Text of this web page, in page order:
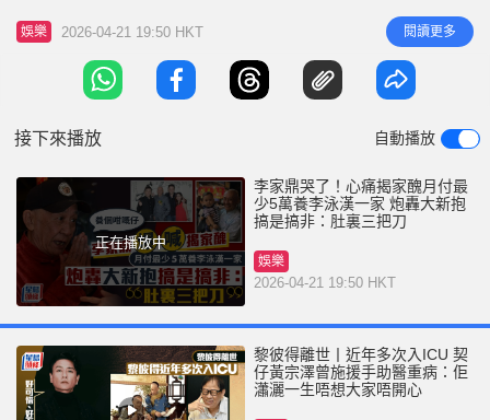
婦Anges名字出現，李家鼎目前只寄望前妻的喪禮可
以安然進行︰「豪仔叫我到時跟住佢，唔好同佢（李
泳漢）嘈，有咩就行開。因為我身體都唔好。」李家
鼎還稱與李泳豪一家缺席解穢酒。 李家鼎一直供養
娛樂 2026-04-21 19:50 HKT 閱讀更多
接下來播放 自動播放
正在播放中
李家鼎哭了！心痛揭家醜月付最
少5萬養李泳漢一家 炮轟大新抱
搞是搞非：肚裏三把刀
娛樂
2026-04-21 19:50 HKT
黎彼得離世丨近年多次入ICU 契
仔黃宗澤曾施援手助醫重病：佢
瀟灑一生唔想大家唔開心